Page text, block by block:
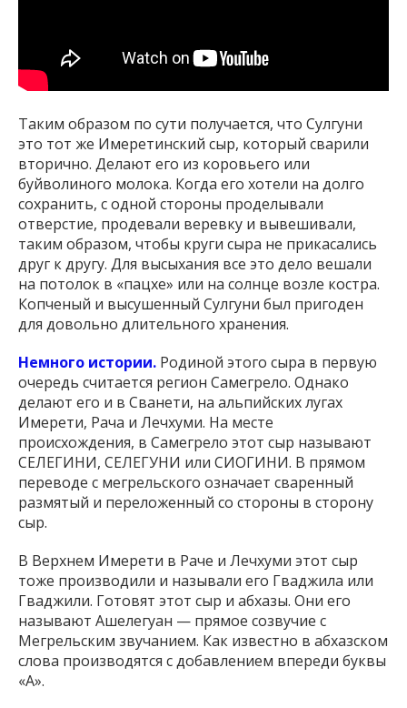
Таким образом по сути получается, что Сулгуни
это тот же Имеретинский сыр, который сварили
вторично. Делают его из коровьего или
буйволиного молока. Когда его хотели на долго
сохранить, с одной стороны проделывали
отверстие, продевали веревку и вывешивали,
таким образом, чтобы круги сыра не прикасались
друг к другу. Для высыхания все это дело вешали
на потолок в «пацхе» или на солнце возле костра.
Копченый и высушенный Сулгуни был пригоден
для довольно длительного хранения.
Немного истории. Родиной этого сыра в первую
очередь считается регион Самегрело. Однако
делают его и в Сванети, на альпийских лугах
Имерети, Рача и Лечхуми. На месте
происхождения, в Самегрело этот сыр называют
СЕЛЕГИНИ, СЕЛЕГУНИ или СИОГИНИ. В прямом
переводе с мегрельского означает сваренный
размятый и переложенный со стороны в сторону
сыр.
В Верхнем Имерети в Раче и Лечхуми этот сыр
тоже производили и называли его Гваджила или
Гваджили. Готовят этот сыр и абхазы. Они его
называют Ашелегуан — прямое созвучие с
Мегрельским звучанием. Как известно в абхазском
слова производятся с добавлением впереди буквы
«А».